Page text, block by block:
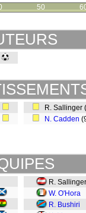
50
R. Sallinger
N. Cadden
R. Sallinger
W. O'Hora
R. Bushiri